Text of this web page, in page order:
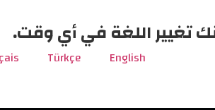
تغيير اللغة في أي وقت.
English
Türkçe